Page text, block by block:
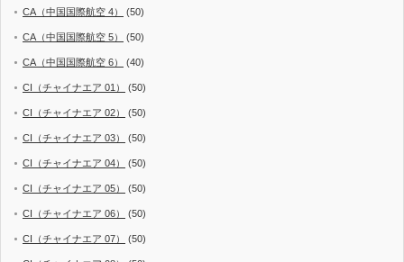
CA（中国国際航空 4） (50)
CA（中国国際航空 5） (50)
CA（中国国際航空 6） (40)
CI（チャイナエア 01） (50)
CI（チャイナエア 02） (50)
CI（チャイナエア 03） (50)
CI（チャイナエア 04） (50)
CI（チャイナエア 05） (50)
CI（チャイナエア 06） (50)
CI（チャイナエア 07） (50)